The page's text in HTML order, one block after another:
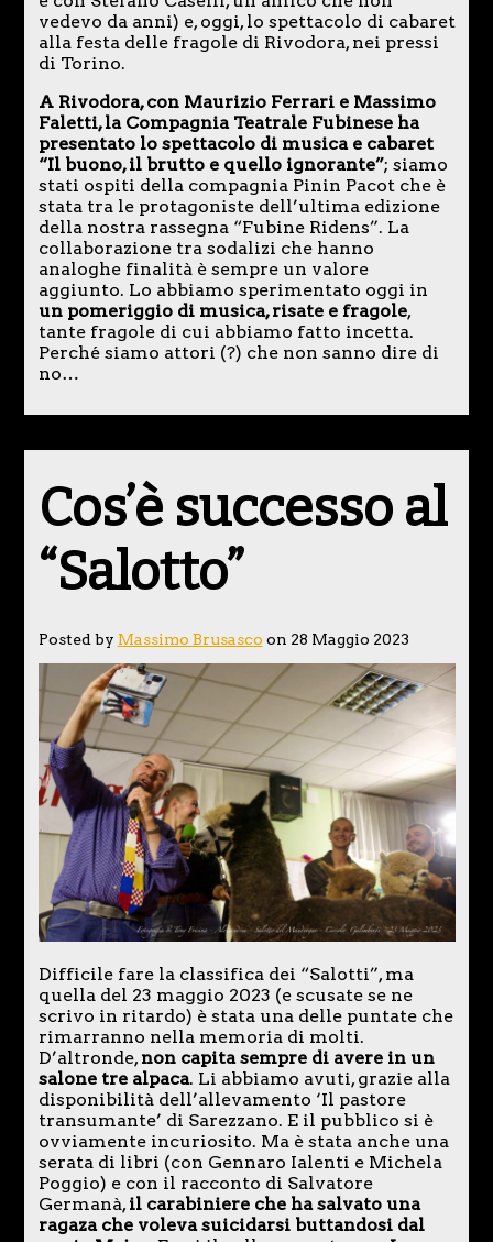
vedevo da anni) e, oggi, lo spettacolo di cabaret
alla festa delle fragole di Rivodora, nei pressi
di Torino.
A Rivodora, con Maurizio Ferrari e Massimo
Faletti, la Compagnia Teatrale Fubinese ha
presentato lo spettacolo di musica e cabaret
“Il buono, il brutto e quello ignorante”; siamo
stati ospiti della compagnia Pinin Pacot che è
stata tra le protagoniste dell’ultima edizione
della nostra rassegna “Fubine Ridens”. La
collaborazione tra sodalizi che hanno
analoghe finalità è sempre un valore
aggiunto. Lo abbiamo sperimentato oggi in
un pomeriggio di musica, risate e fragole,
tante fragole di cui abbiamo fatto incetta.
Perché siamo attori (?) che non sanno dire di
no…
Cos’è successo al
“Salotto”
Posted by Massimo Brusasco on 28 Maggio 2023
Difficile fare la classifica dei “Salotti”, ma
quella del 23 maggio 2023 (e scusate se ne
scrivo in ritardo) è stata una delle puntate che
rimarranno nella memoria di molti.
D’altronde,non capita sempre di avere in un
salone tre alpaca. Li abbiamo avuti, grazie alla
disponibilità dell’allevamento ‘Il pastore
transumante’ di Sarezzano. E il pubblico si è
ovviamente incuriosito. Ma è stata anche una
serata di libri (con Gennaro Ialenti e Michela
Poggio) e con il racconto di Salvatore
Germanà,il carabiniere che ha salvato una
ragaza che voleva suicidarsi buttandosi dal